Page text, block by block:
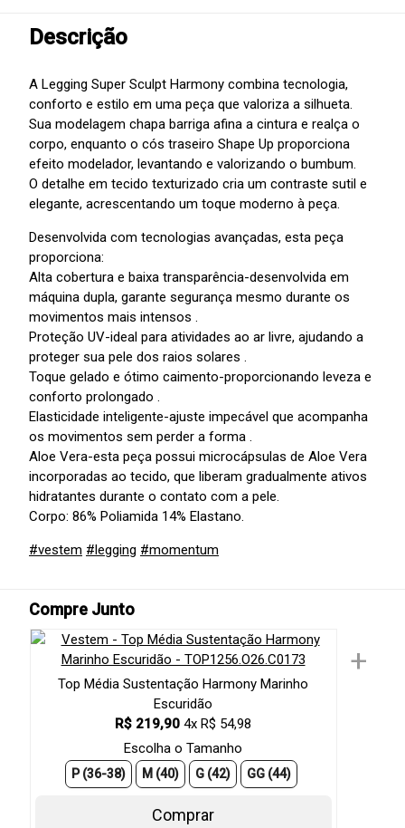
Descrição
A Legging Super Sculpt Harmony combina tecnologia,
conforto e estilo em uma peça que valoriza a silhueta.
Sua modelagem chapa barriga afina a cintura e realça o
corpo, enquanto o cós traseiro Shape Up proporciona
efeito modelador, levantando e valorizando o bumbum.
O detalhe em tecido texturizado cria um contraste sutil e
elegante, acrescentando um toque moderno à peça.
Desenvolvida com tecnologias avançadas, esta peça
proporciona:
Alta cobertura e baixa transparência-desenvolvida em
máquina dupla, garante segurança mesmo durante os
movimentos mais intensos .
Proteção UV-ideal para atividades ao ar livre, ajudando a
proteger sua pele dos raios solares .
Toque gelado e ótimo caimento-proporcionando leveza e
conforto prolongado .
Elasticidade inteligente-ajuste impecável que acompanha
os movimentos sem perder a forma .
Aloe Vera-esta peça possui microcápsulas de Aloe Vera
incorporadas ao tecido, que liberam gradualmente ativos
hidratantes durante o contato com a pele.
Corpo: 86% Poliamida 14% Elastano.
#vestem #legging #momentum
Compre Junto
Top Média Sustentação Harmony Marinho
Escuridão
R$ 219,90 4x R$ 54,98
Escolha o Tamanho
P (36-38) M (40) G (42) GG (44)
Comprar
+